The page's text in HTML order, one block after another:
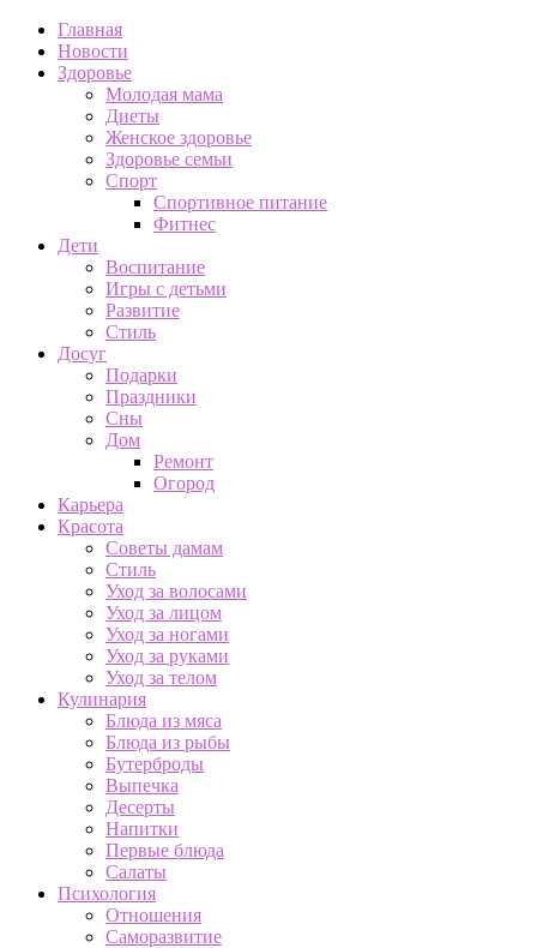
Главная
Новости
Здоровье
Молодая мама
Диеты
Женское здоровье
Здоровье семьи
Спорт
Спортивное питание
Фитнес
Дети
Воспитание
Игры с детьми
Развитие
Стиль
Досуг
Подарки
Праздники
Сны
Дом
Ремонт
Огород
Карьера
Красота
Советы дамам
Стиль
Уход за волосами
Уход за лицом
Уход за ногами
Уход за руками
Уход за телом
Кулинария
Блюда из мяса
Блюда из рыбы
Бутерброды
Выпечка
Десерты
Напитки
Первые блюда
Салаты
Психология
Отношения
Саморазвитие